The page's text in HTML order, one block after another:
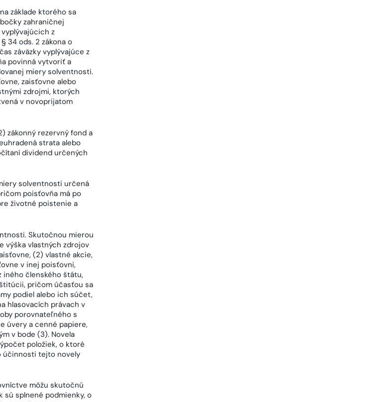
základe ktorého sa
zahraničnej
z
34 ods. 2 zákona o
záväzky vyplývajúce z
povinná vytvoriť a
miery solventnosti.
zaisťovne alebo
zdrojmi, ktorých
v novoprijatom
zákonný rezervný fond a
strata alebo
dividend určených
solventnosti určená
poisťovňa má po
životné poistenie a
Skutočnou mierou
výška vlastných zdrojov
(2) vlastné akcie,
v inej poisťovni,
iného členského štátu,
pričom účasťou sa
podiel alebo ich súčet,
hlasovacích právach v
porovnateľného s
úvery a cenné papiere,
v bode (3). Novela
položiek, o ktoré
účinnosti tejto novely
môžu skutočnú
splnené podmienky, o